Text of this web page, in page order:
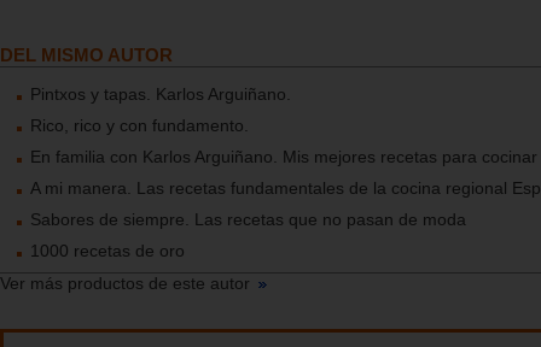
DEL MISMO AUTOR
Pintxos y tapas. Karlos Arguiñano.
Rico, rico y con fundamento.
En familia con Karlos Arguiñano. Mis mejores recetas para
A mi manera. Las recetas fundamentales de la cocina regional
Sabores de siempre. Las recetas que no pasan de moda
1000 recetas de oro
Ver más productos de este autor